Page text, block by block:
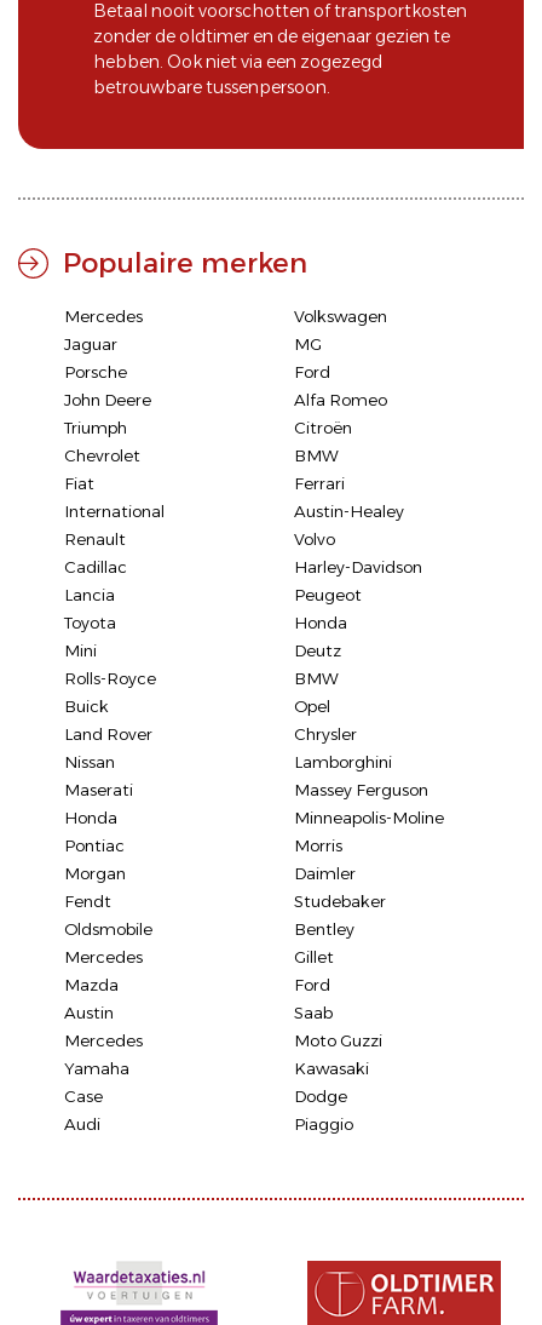
Betaal nooit voorschotten of transportkosten
zonder de oldtimer en de eigenaar gezien te
hebben. Ook niet via een zogezegd
betrouwbare tussenpersoon.
Populaire merken
Mercedes
Volkswagen
Jaguar
MG
Porsche
Ford
John Deere
Alfa Romeo
Triumph
Citroën
Chevrolet
BMW
Fiat
Ferrari
International
Austin-Healey
Renault
Volvo
Cadillac
Harley-Davidson
Lancia
Peugeot
Toyota
Honda
Mini
Deutz
Rolls-Royce
BMW
Buick
Opel
Land Rover
Chrysler
Nissan
Lamborghini
Maserati
Massey Ferguson
Honda
Minneapolis-Moline
Pontiac
Morris
Morgan
Daimler
Fendt
Studebaker
Oldsmobile
Bentley
Mercedes
Gillet
Mazda
Ford
Austin
Saab
Mercedes
Moto Guzzi
Yamaha
Kawasaki
Case
Dodge
Audi
Piaggio